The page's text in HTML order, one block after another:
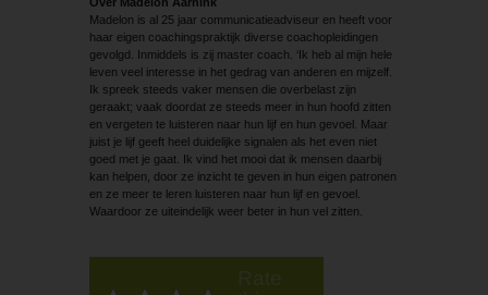
Madelon is al 25 jaar communicatieadviseur en heeft voor
haar eigen coachingspraktijk diverse coachopleidingen
gevolgd. Inmiddels is zij master coach. ‘Ik heb al mijn hele
leven veel interesse in het gedrag van anderen en mijzelf.
Ik spreek steeds vaker mensen die overbelast zijn
geraakt; vaak doordat ze steeds meer in hun hoofd zitten
en vergeten te luisteren naar hun lijf en hun gevoel. Maar
juist je lijf geeft heel duidelijke signalen als het even niet
goed met je gaat. Ik vind het mooi dat ik mensen daarbij
kan helpen, door ze inzicht te geven in hun eigen patronen
en ze meer te leren luisteren naar hun lijf en gevoel.
Waardoor ze uiteindelijk weer beter in hun vel zitten.